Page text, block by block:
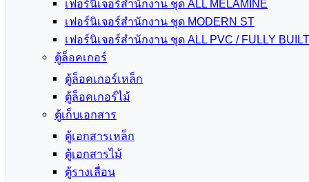
เฟอร์นิเจอร์สำนักงาน ชุด ALL MELAMINE
เฟอร์นิเจอร์สำนักงาน ชุด MODERN ST
เฟอร์นิเจอร์สำนักงาน ชุด ALL PVC / FULLY BUILT
ตู้ล็อคเกอร์
ตู้ล็อคเกอร์เหล็ก
ตู้ล็อคเกอร์ไม้
ตู้เก็บเอกสาร
ตู้เอกสารเหล็ก
ตู้เอกสารไม้
ตู้รางเลื่อน